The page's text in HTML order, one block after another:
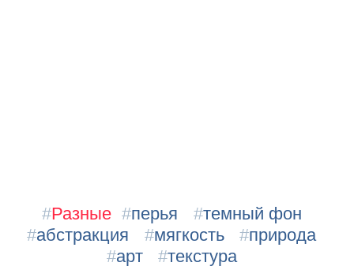
#Разные #перья #темный фон
#абстракция #мягкость #природа
#арт #текстура